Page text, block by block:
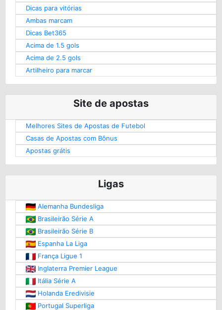
Dicas para vitórias
Ambas marcam
Dicas Bet365
Acima de 1.5 gols
Acima de 2.5 gols
Artilheiro para marcar
Site de apostas
Melhores Sites de Apostas de Futebol
Casas de Apostas com Bônus
Apostas grátis
Ligas
Alemanha Bundesliga
Brasileirão Série A
Brasileirão Série B
Espanha La Liga
França Ligue 1
Inglaterra Premier League
Itália Série A
Holanda Eredivisie
Portugal Superliga